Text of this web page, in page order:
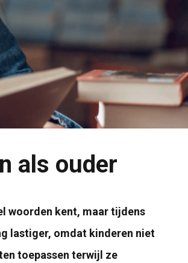
als ouder
woorden kent, maar tijdens
lastiger, omdat kinderen niet
toepassen terwijl ze